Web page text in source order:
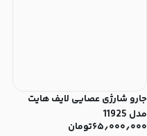
جارو شارژی عصایی لایف هایت
مدل 11925
۶۵٫۰۰۰٫۰۰۰تومان